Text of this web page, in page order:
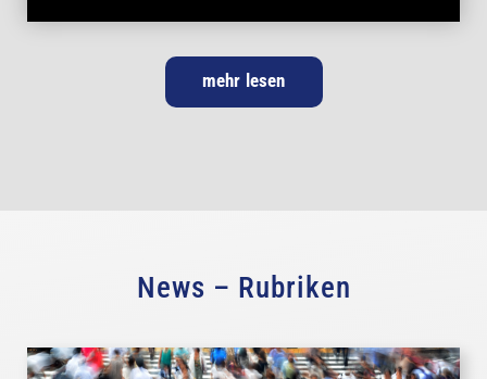
mehr lesen
News – Rubriken